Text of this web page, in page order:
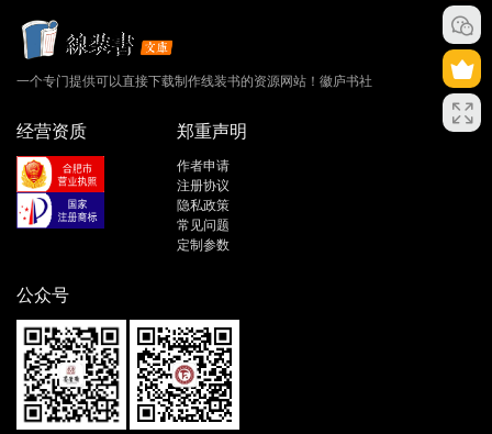
一个专门提供可以直接下载制作线装书的资源网站！徽庐书社
经营资质 郑重声明
作者申请
注册协议
隐私政策
常见问题
定制参数
公众号